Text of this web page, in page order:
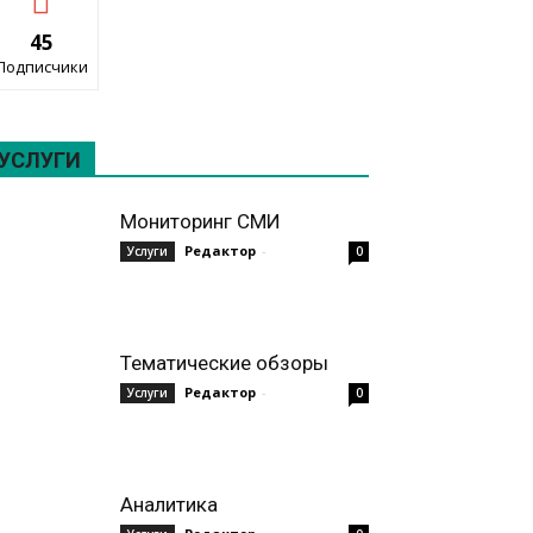
45
Мониторинг СМИ
Услуги Редактор - 0
Тематические обзоры
Услуги Редактор - 0
Аналитика